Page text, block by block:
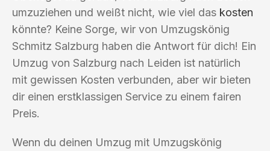
umzuziehen und weißt nicht, wie viel das kosten
könnte? Keine Sorge, wir von Umzugskönig
Schmitz Salzburg haben die Antwort für dich! Ein
Umzug von Salzburg nach Leiden ist natürlich
mit gewissen Kosten verbunden, aber wir bieten
dir einen erstklassigen Service zu einem fairen
Preis.
Wenn du deinen Umzug mit Umzugskönig